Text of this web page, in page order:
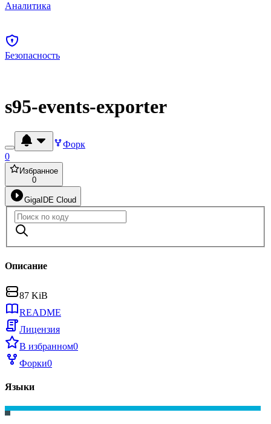
Аналитика
Безопасность
s95-events-exporter
Форк
0
Избранное
0
GigaIDE Cloud
Описание
87 KiB
README
Лицензия
В избранном0
Форки0
Языки